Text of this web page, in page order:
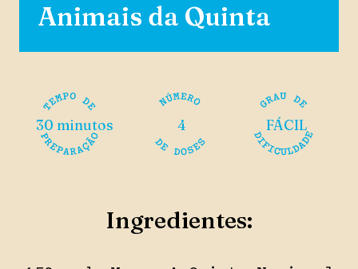
Animais da Quinta
30 minutos 4 FÁCIL
Ingredientes: